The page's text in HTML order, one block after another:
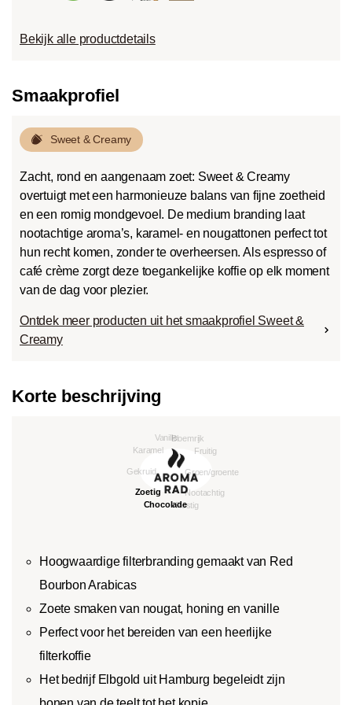
Bekijk alle productdetails
Smaakprofiel
Sweet & Creamy
Zacht, rond en aangenaam zoet: Sweet & Creamy
overtuigt met een harmonieuze balans van fijne zoetheid
en een romig mondgevoel. De medium branding laat
nootachtige aroma’s, karamel- en nougattonen perfect tot
hun recht komen, zonder te overheersen. Als espresso of
café crème zorgt deze toegankelijke koffie op elk moment
van de dag voor plezier.
Ontdek meer producten uit het smaakprofiel Sweet &
Creamy
Korte beschrijving
Hoogwaardige filterbranding gemaakt van Red
Bourbon Arabicas
Zoete smaken van nougat, honing en vanille
Perfect voor het bereiden van een heerlijke
filterkoffie
Het bedrijf Elbgold uit Hamburg begeleidt zijn